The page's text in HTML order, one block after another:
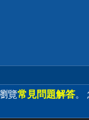
覽常見問題解答。